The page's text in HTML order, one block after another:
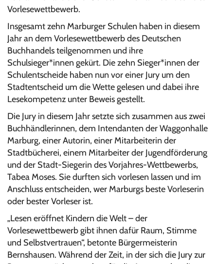
Vorlesewettbewerb.
Insgesamt zehn Marburger Schulen haben in diesem
Jahr an dem Vorlesewettbewerb des Deutschen
Buchhandels teilgenommen und ihre
Schulsieger*innen gekürt. Die zehn Sieger*innen der
Schulentscheide haben nun vor einer Jury um den
Stadtentscheid um die Wette gelesen und dabei ihre
Lesekompetenz unter Beweis gestellt.
Die Jury in diesem Jahr setzte sich zusammen aus zwei
Buchhändlerinnen, dem Intendanten der Waggonhalle
Marburg, einer Autorin, einer Mitarbeiterin der
Stadtbücherei, einem Mitarbeiter der Jugendförderung
und der Stadt-Siegerin des Vorjahres-Wettbewerbs,
Tabea Moses. Sie durften sich vorlesen lassen und im
Anschluss entscheiden, wer Marburgs beste Vorleserin
oder bester Vorleser ist.
„Lesen eröffnet Kindern die Welt – der
Vorlesewettbewerb gibt ihnen dafür Raum, Stimme
und Selbstvertrauen“, betonte Bürgermeisterin
Bernshausen. Während der Zeit, in der sich die Jury zur